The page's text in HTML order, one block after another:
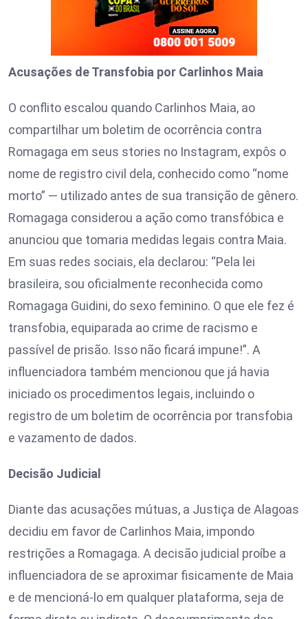
Acusações de Transfobia por Carlinhos Maia
O conflito escalou quando Carlinhos Maia, ao
compartilhar um boletim de ocorrência contra
Romagaga em seus stories no Instagram, expôs o
nome de registro civil dela, conhecido como “nome
morto” — utilizado antes de sua transição de gênero.
Romagaga considerou a ação como transfóbica e
anunciou que tomaria medidas legais contra Maia.
Em suas redes sociais, ela declarou: “Pela lei
brasileira, sou oficialmente reconhecida como
Romagaga Guidini, do sexo feminino. O que ele fez é
transfobia, equiparada ao crime de racismo e
passível de prisão. Isso não ficará impune!”. A
influenciadora também mencionou que já havia
iniciado os procedimentos legais, incluindo o
registro de um boletim de ocorrência por transfobia
e vazamento de dados.
Decisão Judicial
Diante das acusações mútuas, a Justiça de Alagoas
decidiu em favor de Carlinhos Maia, impondo
restrições a Romagaga. A decisão judicial proíbe a
influenciadora de se aproximar fisicamente de Maia
e de mencioná-lo em qualquer plataforma, seja de